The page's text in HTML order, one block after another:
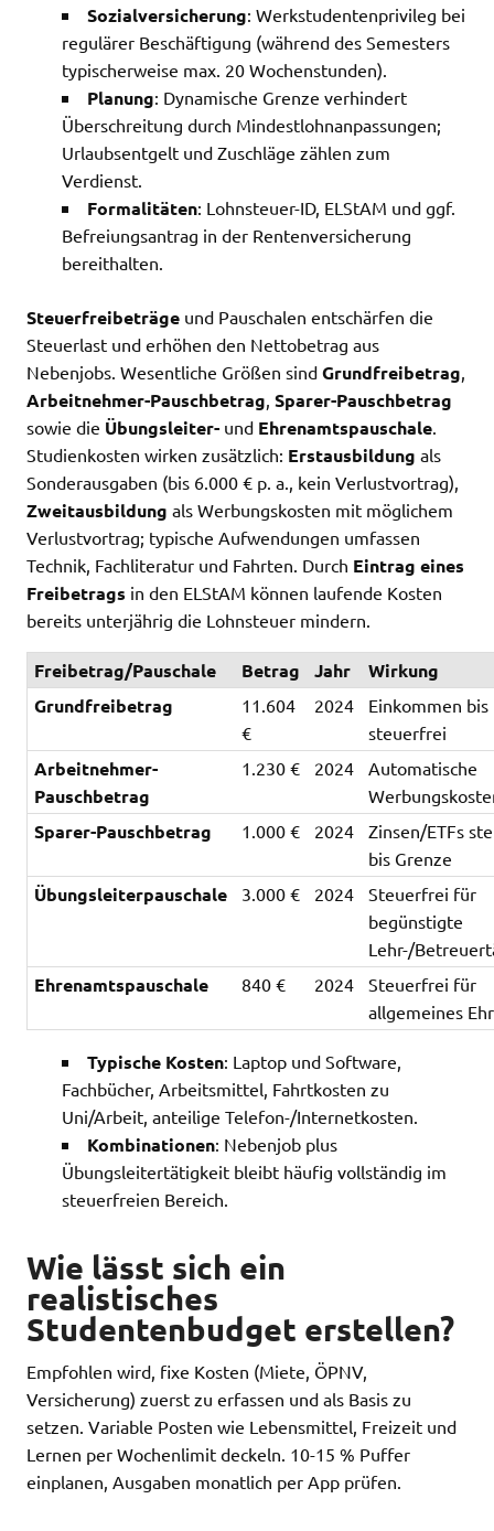
Sozialversicherung: Werkstudentenprivileg bei
regulärer Beschäftigung (während des Semesters
typischerweise max. 20 Wochenstunden).
Planung: Dynamische Grenze verhindert
Überschreitung durch Mindestlohnanpassungen;
Urlaubsentgelt und Zuschläge zählen zum
Verdienst.
Formalitäten: Lohnsteuer-ID, ELStAM und ggf.
Befreiungsantrag in der Rentenversicherung
bereithalten.
Steuerfreibeträge und Pauschalen entschärfen die
Steuerlast und erhöhen den Nettobetrag aus
Nebenjobs. Wesentliche Größen sind Grundfreibetrag,
Arbeitnehmer-Pauschbetrag, Sparer-Pauschbetrag
sowie die Übungsleiter- und Ehrenamtspauschale.
Studienkosten wirken zusätzlich: Erstausbildung als
Sonderausgaben (bis 6.000 € p. a., kein Verlustvortrag),
Zweitausbildung als Werbungskosten mit möglichem
Verlustvortrag; typische Aufwendungen umfassen
Technik, Fachliteratur und Fahrten. Durch Eintrag eines
Freibetrags in den ELStAM können laufende Kosten
bereits unterjährig die Lohnsteuer mindern.
Freibetrag/Pauschale Betrag Jahr
Wirkung
Grundfreibetrag
11.604
€
2024
Einkommen
steuerfrei
Arbeitnehmer-
Pauschbetrag
1.230 € 2024
Automatische
Sparer-Pauschbetrag 1.000 € 2024
Zinsen/ETFs
bis Grenze
Übungsleiterpauschale 3.000 € 2024
Steuerfrei für
begünstigte
Lehr-/
Ehrenamtspauschale 840 € 2024
Steuerfrei für
allgemeines
Typische Kosten: Laptop und Software,
Fachbücher, Arbeitsmittel, Fahrtkosten zu
Uni/Arbeit, anteilige Telefon-/Internetkosten.
Kombinationen: Nebenjob plus
Übungsleitertätigkeit bleibt häufig vollständig im
steuerfreien Bereich.
Wie lässt sich ein
realistisches
Studentenbudget erstellen?
Empfohlen wird, fixe Kosten (Miete, ÖPNV,
Versicherung) zuerst zu erfassen und als Basis zu
setzen. Variable Posten wie Lebensmittel, Freizeit und
Lernen per Wochenlimit deckeln. 10-15 % Puffer
einplanen, Ausgaben monatlich per App prüfen.